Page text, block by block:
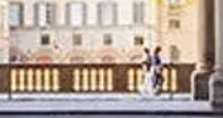
©
2026
lagalleriadegliuffizi.com, Galleria degli Uffizi'nin resmi
lagalleriadegliuffizi.com web sitesi, Uffizi hakkında bağımsız bir
bilgi platformudur.
Tüm tescilli markalar ilgili sahiplerine aittir. Ziyaret seçenekleri (giriş
ve hizmetler dahil) ile ilgili sorularınız için lütfen doğrudan resmî
sağlayıcılarla iletişime geçin. Bize ulaşın
Hızlı bağlantılar
Ziyaret seçeneklerini seçin
Ziyaret saatleri